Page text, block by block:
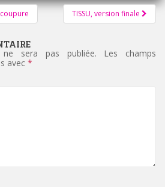
TISSU, version finale
sera pas publiée.
Les champs
avec *